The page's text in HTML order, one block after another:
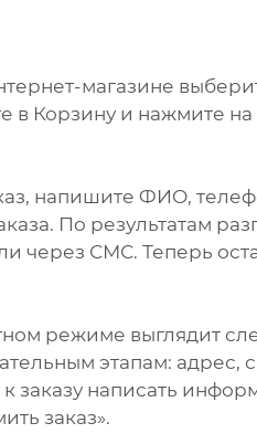
магазине
в Корзину и нажмите
напишите ФИО,
По результатам
через СМС. Теперь
режиме выглядит
этапам: адрес,
заказу написать
заказ».